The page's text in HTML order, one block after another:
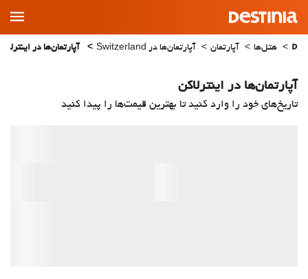
Main
Menu
هتل‌ها آپارتمان آپارتمان‌ها در Switzerland آپارتمان‌ها در
آپارتمان‌ها در اینترلاکن
تاریخ‌های خود را وارد کنید تا بهترین قیمت‌ها را پیدا کنید